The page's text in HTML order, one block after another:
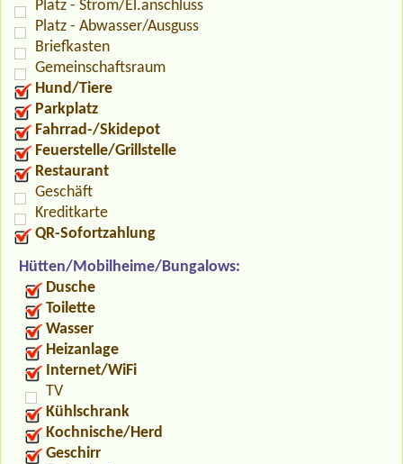
Platz - Strom/El.anschluss
Platz - Abwasser/Ausguss
Briefkasten
Gemeinschaftsraum
Hund/Tiere
Parkplatz
Fahrrad-/Skidepot
Feuerstelle/Grillstelle
Restaurant
Geschäft
Kreditkarte
QR-Sofortzahlung
Hütten/Mobilheime/Bungalows:
Dusche
Toilette
Wasser
Heizanlage
Internet/WiFi
TV
Kühlschrank
Kochnische/Herd
Geschirr